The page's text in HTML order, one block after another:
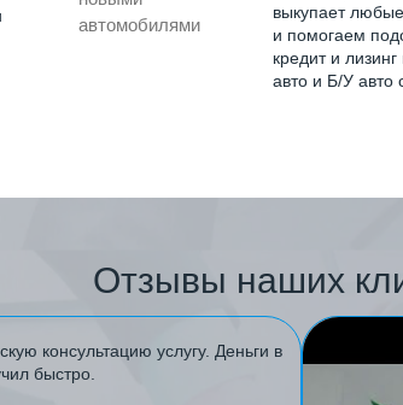
выкупает
и помогаем
кредит и
авто и Б/У авто
Отзывы наших
консультацию услугу. Деньги в
быстро.